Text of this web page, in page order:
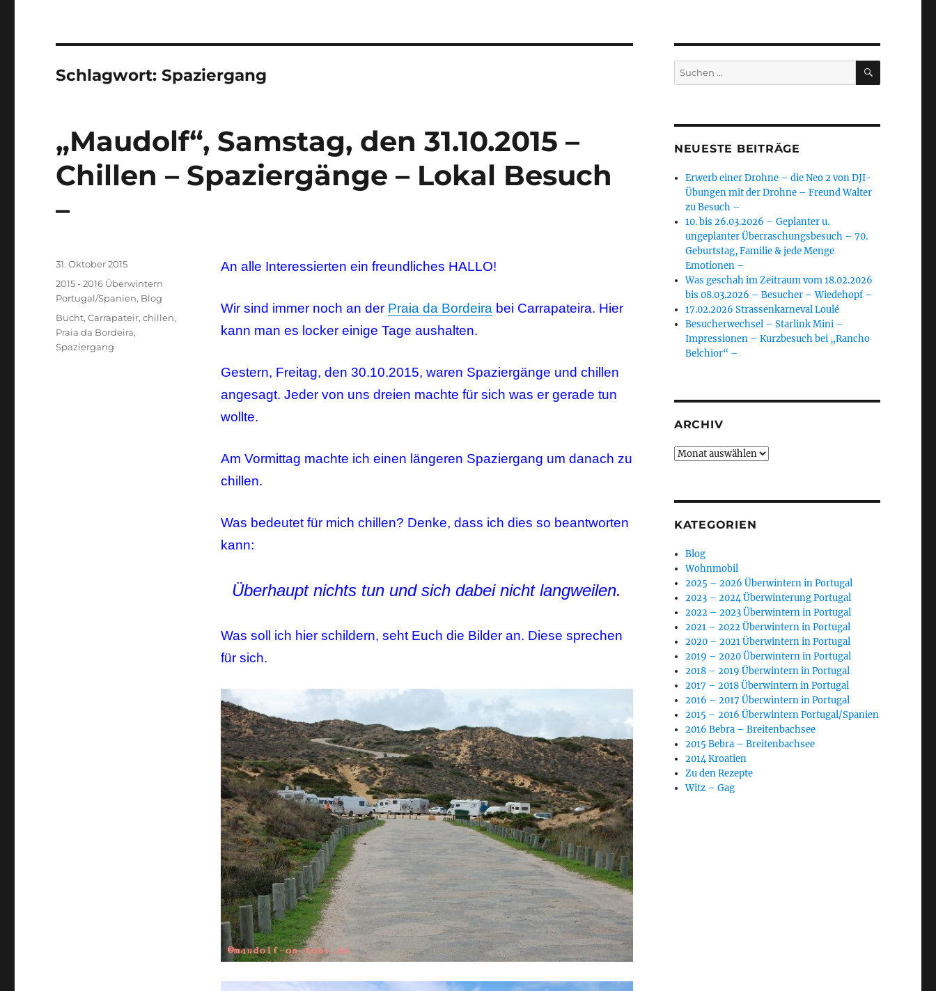
Schlagwort:Spaziergang
„Maudolf“, Samstag, den 31.10.2015 –
Chillen – Spaziergänge – Lokal Besuch
–
An alle Interessierten ein freundliches HALLO!
Wir sind immer noch an der Praia da Bordeirabei Carrapateira. Hier
kann man es locker einige Tage aushalten.
Gestern, Freitag, den 30.10.2015, waren Spaziergänge und chillen
angesagt. Jeder von uns dreien machte für sich was er gerade tun
wollte.
Am Vormittag machte ich einen längeren Spaziergang um danach zu
chillen.
Was bedeutet für mich chillen? Denke, dass ich dies so beantworten
kann:
Überhaupt nichts tun und sich dabei nicht langweilen.
Was soll ich hier schildern, seht Euch die Bilder an. Diese sprechen
für sich.
Veröffentlicht
am
31. Oktober 2015
Kategorien
2015 - 2016 Überwintern
Portugal/Spanien, Blog
Schlagwörter
Bucht,Carrapateir,chillen,
Praia da Bordeira,
Spaziergang
Suchen
nach:
SUCHEN
NEUESTE BEITRÄGE
Erwerb einer Drohne – die Neo 2 von DJI-
Übungen mit der Drohne – Freund Walter
zu Besuch –
10. bis 26.03.2026 – Geplanter u.
ungeplanter Überraschungsbesuch – 70.
Geburtstag, Familie & jede Menge
Emotionen –
Was geschah im Zeitraum vom 18.02.2026
bis 08.03.2026 – Besucher – Wiedehopf –
17.02.2026 Strassenkarneval Loulé
Besucherwechsel – Starlink Mini –
Impressionen – Kurzbesuch bei „Rancho
Belchior“ –
ARCHIV
Archiv
KATEGORIEN
Blog
Wohnmobil
2025 – 2026 Überwintern in Portugal
2023 – 2024 Überwinterung Portugal
2022 – 2023 Überwintern in Portugal
2021 – 2022 Überwintern in Portugal
2020 – 2021 Überwintern in Portugal
2019 – 2020 Überwintern in Portugal
2018 – 2019 Überwintern in Portugal
2017 – 2018 Überwintern in Portugal
2016 – 2017 Überwintern in Portugal
2015 – 2016 Überwintern Portugal/Spanien
2016 Bebra – Breitenbachsee
2015 Bebra – Breitenbachsee
2014 Kroatien
Zu den Rezepte
Witz – Gag